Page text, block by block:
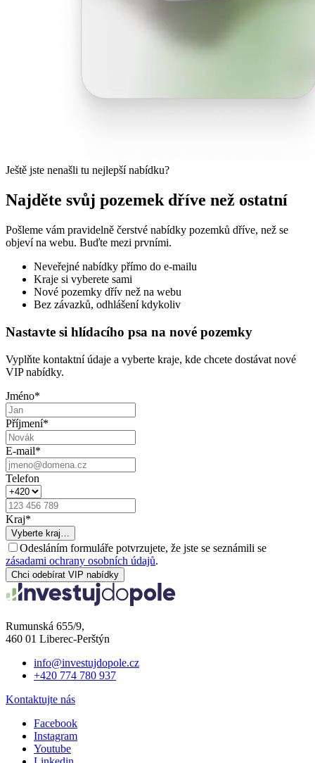
Ještě jste nenašli tu nejlepší nabídku?
Najděte svůj pozemek dříve než ostatní
Pošleme vám pravidelně čerstvé nabídky pozemků dříve, než se
objeví na webu. Buďte mezi prvními.
Neveřejné nabídky přímo do e-mailu
Kraje si vyberete sami
Nové pozemky dřív než na webu
Bez závazků, odhlášení kdykoliv
Nastavte si hlídacího psa na nové pozemky
Vyplňte kontaktní údaje a vyberte kraje, kde chcete dostávat nové
VIP nabídky.
Jméno*
Příjmení*
E-mail*
Telefon
Kraj*
Vyberte kraj…
Odesláním formuláře potvrzujete, že jste se seznámili se
zásadami ochrany osobních údajů.
Chci odebírat VIP nabídky
Rumunská 655/9,
460 01 Liberec-Perštýn
info@investujdopole.cz
+420 774 780 937
Kontaktujte nás
Facebook
Instagram
Youtube